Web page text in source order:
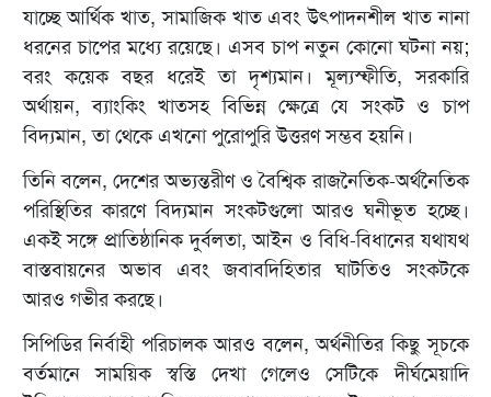
যাচ্ছে আর্থিক খাত, সামাজিক খাত এবং উৎপাদনশীল খাত নানা
ধরনের চাপের মধ্যে রয়েছে। এসব চাপ নতুন কোনো ঘটনা নয়;
বরং কয়েক বছর ধরেই তা দৃশ্যমান। মূল্যস্ফীতি, সরকারি
অর্থায়ন, ব্যাংকিং খাতসহ বিভিন্ন ক্ষেত্রে যে সংকট ও চাপ
বিদ্যমান, তা থেকে এখনো পুরোপুরি উত্তরণ সম্ভব হয়নি।
তিনি বলেন, দেশের অভ্যন্তরীণ ও বৈশ্বিক রাজনৈতিক-অর্থনৈতিক
পরিস্থিতির কারণে বিদ্যমান সংকটগুলো আরও ঘনীভূত হচ্ছে।
একই সঙ্গে প্রাতিষ্ঠানিক দুর্বলতা, আইন ও বিধি-বিধানের যথাযথ
বাস্তবায়নের অভাব এবং জবাবদিহিতার ঘাটতিও সংকটকে
আরও গভীর করছে।
সিপিডির নির্বাহী পরিচালক আরও বলেন, অর্থনীতির কিছু সূচকে
বর্তমানে সাময়িক স্বস্তি দেখা গেলেও সেটিকে দীর্ঘমেয়াদি